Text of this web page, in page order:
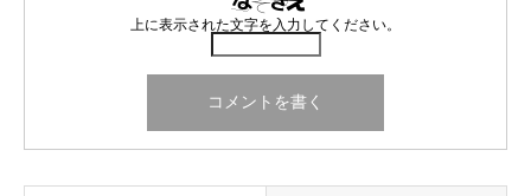
上に表示された文字を入力してください。